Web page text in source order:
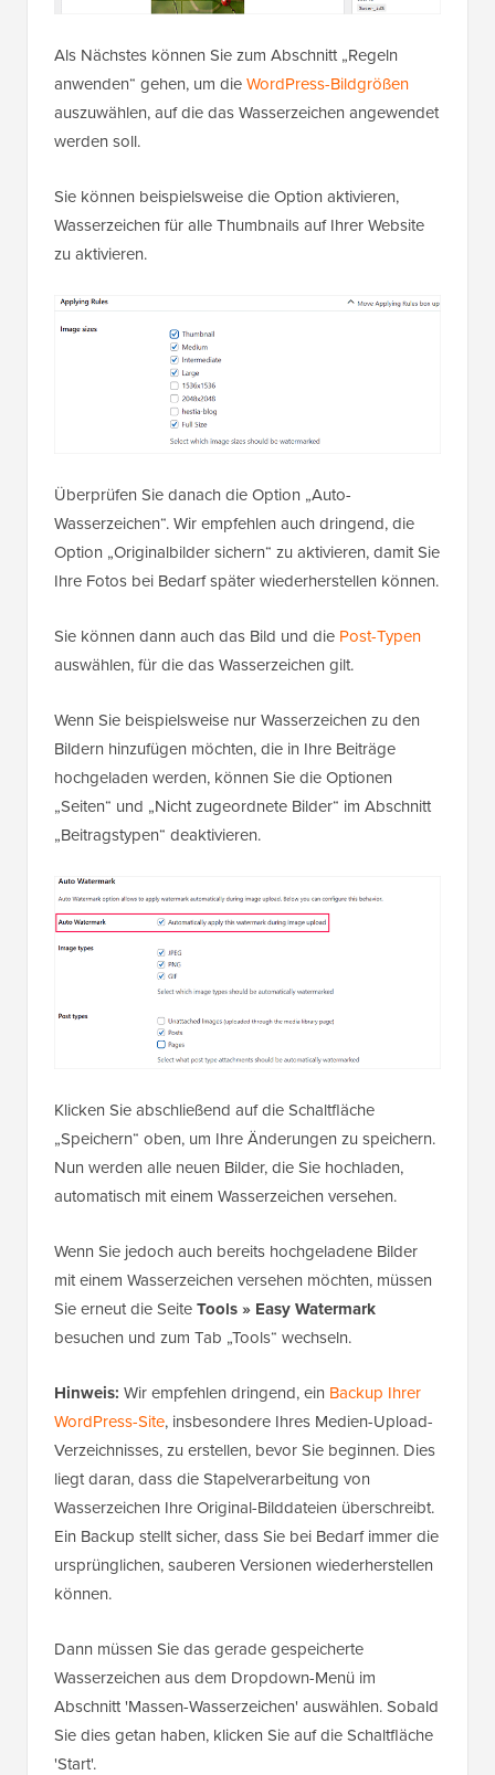
Als Nächstes können Sie zum Abschnitt „Regeln
anwenden“ gehen, um dieWordPress-Bildgrößen
auszuwählen, auf die das Wasserzeichen angewendet
werden soll.
Sie können beispielsweise die Option aktivieren,
Wasserzeichen für alle Thumbnails auf Ihrer Website
zu aktivieren.
Überprüfen Sie danach die Option „Auto-
Wasserzeichen“. Wir empfehlen auch dringend, die
Option „Originalbilder sichern“ zu aktivieren, damit Sie
Ihre Fotos bei Bedarf später wiederherstellen können.
Sie können dann auch das Bild und die Post-Typen
auswählen, für die das Wasserzeichen gilt.
Wenn Sie beispielsweise nur Wasserzeichen zu den
Bildern hinzufügen möchten, die in Ihre Beiträge
hochgeladen werden, können Sie die Optionen
„Seiten“ und „Nicht zugeordnete Bilder“ im Abschnitt
„Beitragstypen“ deaktivieren.
Klicken Sie abschließend auf die Schaltfläche
„Speichern“ oben, um Ihre Änderungen zu speichern.
Nun werden alle neuen Bilder, die Sie hochladen,
automatisch mit einem Wasserzeichen versehen.
Wenn Sie jedoch auch bereits hochgeladene Bilder
mit einem Wasserzeichen versehen möchten, müssen
Sie erneut die SeiteTools » Easy Watermark
besuchen und zum Tab „Tools“ wechseln.
Hinweis: Wir empfehlen dringend, ein Backup Ihrer
WordPress-Site, insbesondere Ihres Medien-Upload-
Verzeichnisses, zu erstellen, bevor Sie beginnen. Dies
liegt daran, dass die Stapelverarbeitung von
Wasserzeichen Ihre Original-Bilddateien überschreibt.
Ein Backup stellt sicher, dass Sie bei Bedarf immer die
ursprünglichen, sauberen Versionen wiederherstellen
können.
Dann müssen Sie das gerade gespeicherte
Wasserzeichen aus dem Dropdown-Menü im
Abschnitt 'Massen-Wasserzeichen' auswählen. Sobald
Sie dies getan haben, klicken Sie auf die Schaltfläche
'Start'.